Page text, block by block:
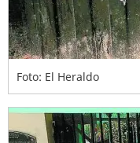
Foto: El Heraldo